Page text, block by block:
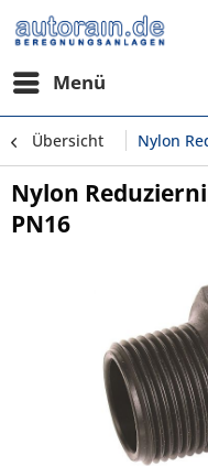
Menü
Übersicht Nylon
Nylon
PN16